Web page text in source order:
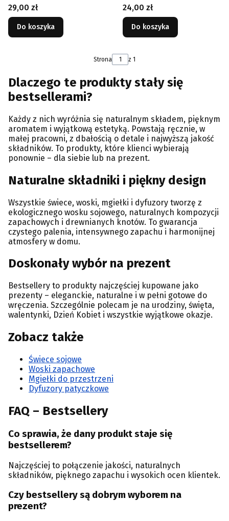
kominka | 65g
Cena
29,00 zł
Do koszyka
bawełniany
Cena
24,00 zł
Do koszyka
Strona z 1
Dlaczego te produkty stały się
bestsellerami?
Każdy z nich wyróżnia się naturalnym składem, pięknym
aromatem i wyjątkową estetyką. Powstają ręcznie, w
małej pracowni, z dbałością o detale i najwyższą jakość
składników. To produkty, które klienci wybierają
ponownie – dla siebie lub na prezent.
Naturalne składniki i piękny design
Wszystkie świece, woski, mgiełki i dyfuzory tworzę z
ekologicznego wosku sojowego, naturalnych kompozycji
zapachowych i drewnianych knotów. To gwarancja
czystego palenia, intensywnego zapachu i harmonijnej
atmosfery w domu.
Doskonały wybór na prezent
Bestsellery to produkty najczęściej kupowane jako
prezenty – eleganckie, naturalne i w pełni gotowe do
wręczenia. Szczególnie polecam je na urodziny, święta,
walentynki, Dzień Kobiet i wszystkie wyjątkowe okazje.
Zobacz także
Świece sojowe
Woski zapachowe
Mgiełki do przestrzeni
Dyfuzory patyczkowe
FAQ – Bestsellery
Co sprawia, że dany produkt staje się
bestsellerem?
Najczęściej to połączenie jakości, naturalnych
składników, pięknego zapachu i wysokich ocen klientek.
Czy bestsellery są dobrym wyborem na
prezent?